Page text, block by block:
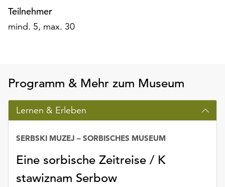
Teilnehmer
mind. 5, max. 30
Programm & Mehr zum Museum
Lernen & Erleben
Eine sorbische Zeitreise / K
stawiznam Serbow
SERBSKI MUZEJ – SORBISCHES MUSEUM